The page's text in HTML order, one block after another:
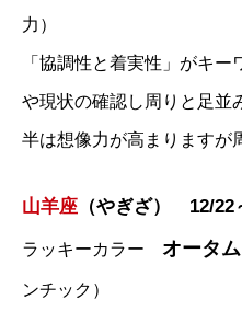
力）
「協調性と着実性」がキ
や現状の確認し周りと足並
半は想像力が高まりますが
山羊座 （やぎざ） 12/22
ラッキーカラー オータ
ンチック）